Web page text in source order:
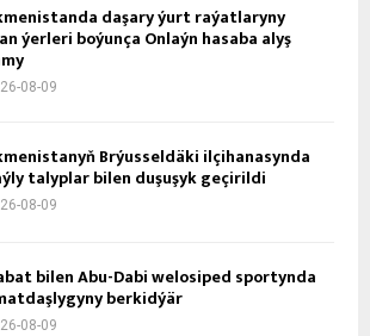
daşary ýurt raýatlaryny
ýerleri boýunça Onlaýn hasaba alyş
08-09
Brýusseldäki ilçihanasynda
talyplar bilen duşuşyk geçirildi
08-09
bilen Abu-Dabi welosiped sportynda
berkidýär
08-09